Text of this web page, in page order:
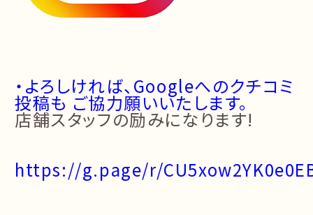
・よろしければ、Googleへのクチコミ
投稿も ご協力願いいたします。
店舗スタッフの励みになります!
https://g.page/r/